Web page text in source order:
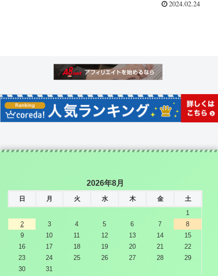
2024.02.24
2026年8月
日 月 火 水 木 金
土
1
2
3 4 5 6 7
8
9
10 11 12 13 14
15
16
17 18 19 20 21
22
23
24 25 26 27 28
29
30
31